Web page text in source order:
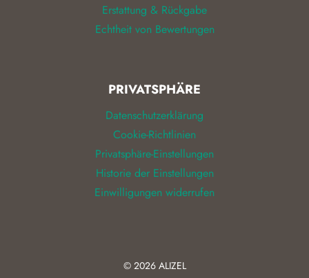
Erstattung & Rückgabe
Echtheit von Bewertungen
PRIVATSPHÄRE
Datenschutzerklärung
Cookie-Richtlinien
Privatsphäre-Einstellungen
Historie der Einstellungen
Einwilligungen widerrufen
© 2026 ALIZEL